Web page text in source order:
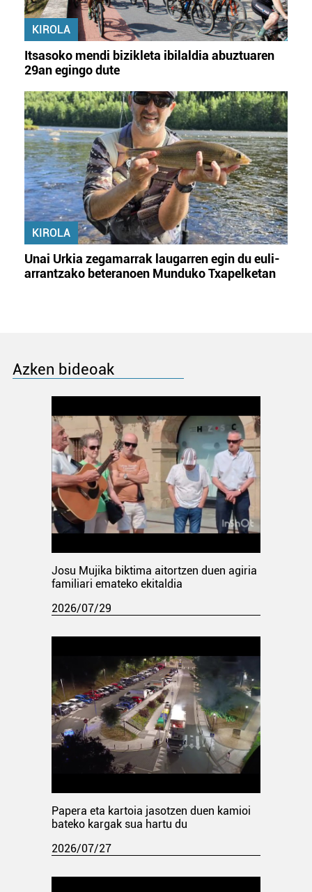
KIROLA
Itsasoko mendi bizikleta ibilaldia abuztuaren
29an egingo dute
KIROLA
Unai Urkia zegamarrak laugarren egin du euli-
arrantzako beteranoen Munduko Txapelketan
Azken bideoak
Josu Mujika biktima aitortzen duen agiria
familiari emateko ekitaldia
2026/07/29
Papera eta kartoia jasotzen duen kamioi
bateko kargak sua hartu du
2026/07/27